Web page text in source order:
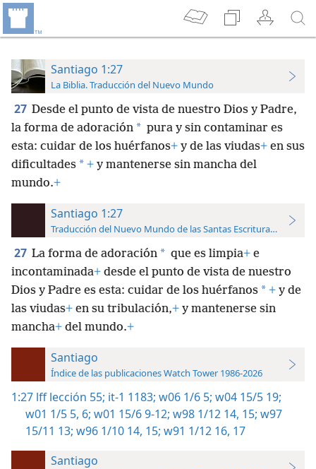
Santiago 1:27
La Biblia. Traducción del Nuevo Mundo
27 Desde el punto de vista de nuestro Dios y Padre,
la forma de adoración * pura y sin contaminar es
esta: cuidar de los huérfanos+ y de las viudas+ en sus
dificultades * + y mantenerse sin mancha del
mundo.+
Santiago 1:27
Traducción del Nuevo Mundo de las Santas Escrituras (con
27 La forma de adoración * que es limpia+ e
incontaminada+ desde el punto de vista de nuestro
Dios y Padre es esta: cuidar de los huérfanos * + y de
las viudas+ en su tribulación,+ y mantenerse sin
mancha+ del mundo.+
Santiago
Índice de las publicaciones Watch Tower 1986-2026
1:27 lff lección 55; it-1 1183; w06 1/6 5; w04 15/5 19;
w01 1/5 5, 6; w01 15/6 9-12; w98 1/12 14, 15; w97
15/11 13; w96 1/10 14, 15; w91 1/12 16, 17
Santiago